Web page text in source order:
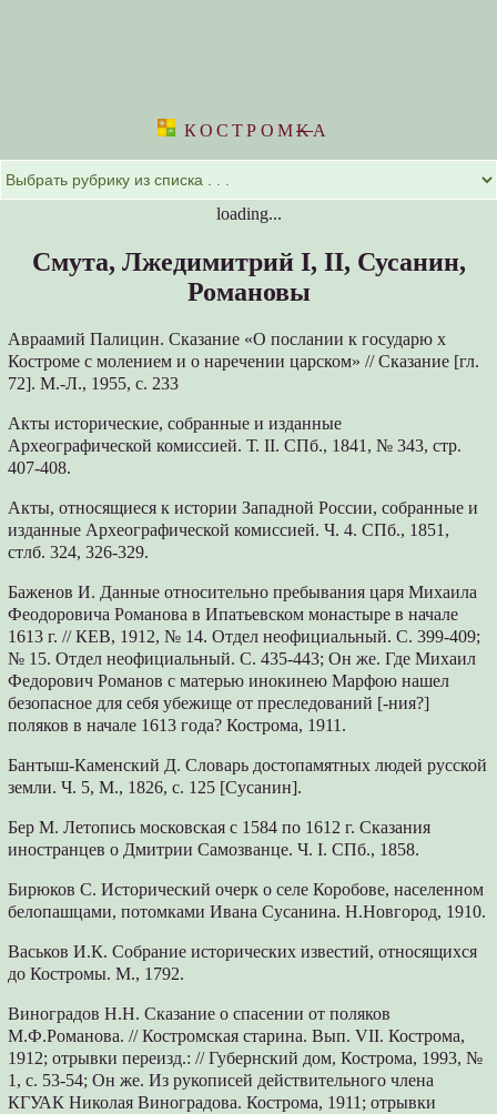
КОСТРОМKА
loading...
Смута, Лжедимитрий I, II, Сусанин,
Романовы
Авраамий Палицин. Сказание «О послании к государю х
Костроме с молением и о наречении царском» // Сказание [гл.
72]. М.-Л., 1955, с. 233
Акты исторические, собранные и изданные
Археографической комиссией. Т. II. СПб., 1841, № 343, стр.
407-408.
Акты, относящиеся к истории Западной России, собранные и
изданные Археографической комиссией. Ч. 4. СПб., 1851,
стлб. 324, 326-329.
Баженов И. Данные относительно пребывания царя Михаила
Феодоровича Романова в Ипатьевском монастыре в начале
1613 г. // КЕВ, 1912, № 14. Отдел неофициальный. С. 399-409;
№ 15. Отдел неофициальный. С. 435-443; Он же. Где Михаил
Федорович Романов с матерью инокинею Марфою нашел
безопасное для себя убежище от преследований [-ния?]
поляков в начале 1613 года? Кострома, 1911.
Бантыш-Каменский Д. Словарь достопамятных людей русской
земли. Ч. 5, М., 1826, с. 125 [Сусанин].
Бер М. Летопись московская с 1584 по 1612 г. Сказания
иностранцев о Дмитрии Самозванце. Ч. I. СПб., 1858.
Бирюков С. Исторический очерк о селе Коробове, населенном
белопашцами, потомками Ивана Сусанина. Н.Новгород, 1910.
Васьков И.К. Собрание исторических известий, относящихся
до Костромы. М., 1792.
Виноградов Н.Н. Сказание о спасении от поляков
М.Ф.Романова. // Костромская старина. Вып. VII. Кострома,
1912; отрывки переизд.: // Губернский дом, Кострома, 1993, №
1, с. 53-54; Он же. Из рукописей действительного члена
КГУАК Николая Виноградова. Кострома, 1911; отрывки